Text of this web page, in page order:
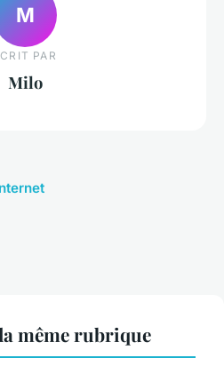
M
PAR
Milo
même rubrique